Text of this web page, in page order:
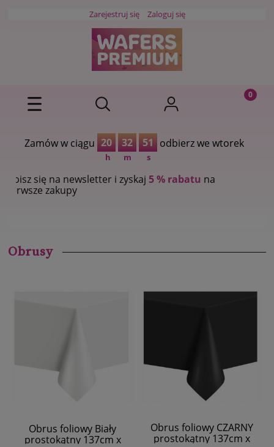
Zarejestruj się Zaloguj się
Zamów w ciągu 20
h
32
m
51
s
odbierz we wtorek
na newsletter i zyskaj5 % rabatuna
zakupy
Obrusy
Obrus foliowy Biały
prostokątny 137cm x
Obrus foliowy CZARNY
prostokątny 137cm x